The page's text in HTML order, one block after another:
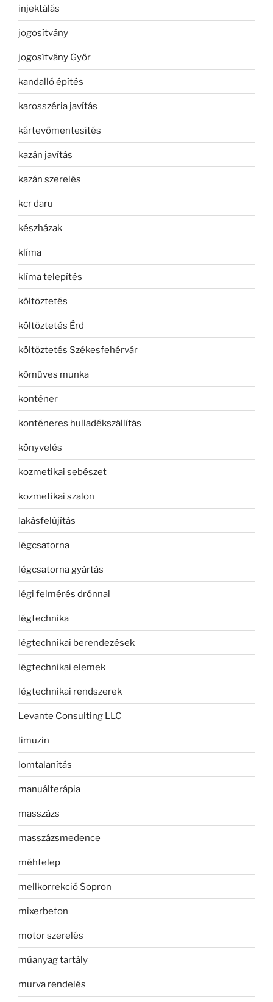
injektálás
jogosítvány
jogosítvány Győr
kandalló építés
karosszéria javítás
kártevőmentesítés
kazán javítás
kazán szerelés
kcr daru
készházak
klíma
klíma telepítés
költöztetés
költöztetés Érd
költöztetés Székesfehérvár
kőműves munka
konténer
konténeres hulladékszállítás
könyvelés
kozmetikai sebészet
kozmetikai szalon
lakásfelújítás
légcsatorna
légcsatorna gyártás
légi felmérés drónnal
légtechnika
légtechnikai berendezések
légtechnikai elemek
légtechnikai rendszerek
Levante Consulting LLC
limuzin
lomtalanítás
manuálterápia
masszázs
masszázsmedence
méhtelep
mellkorrekció Sopron
mixerbeton
motor szerelés
műanyag tartály
murva rendelés